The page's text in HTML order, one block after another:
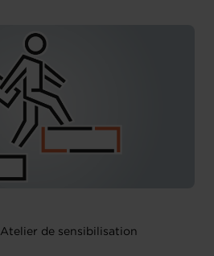
Atelier de sensibilisation